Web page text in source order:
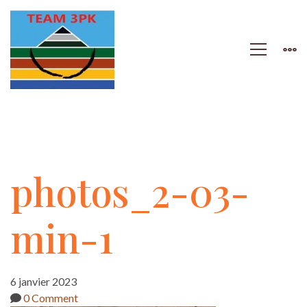
photos_2-
03-
min-
photos_2-03-
min-1
6 janvier 2023
0 Comment